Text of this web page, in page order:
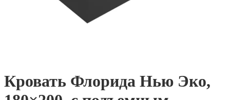
Кровать Флорида Нью Эко,